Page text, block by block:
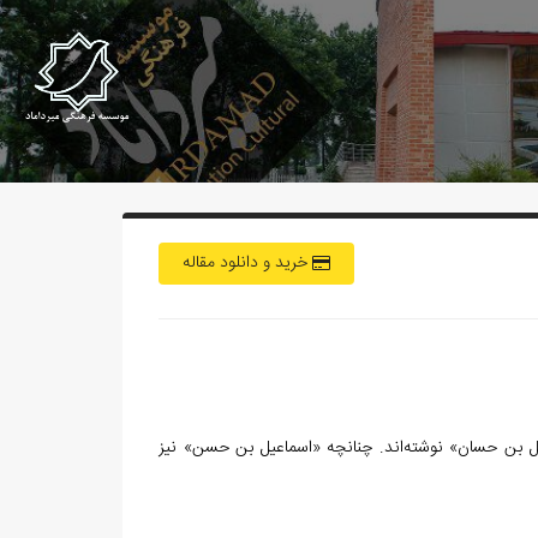
خرید و دانلود مقاله
بن حسان» نوشته‌اند. چنانچه «اسماعيل بن حسن» نيز